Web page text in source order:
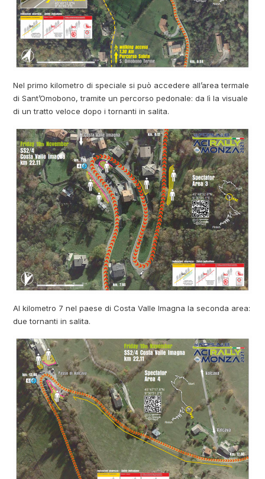
Nel primo kilometro di speciale si può accedere all’area termale
di Sant’Omobono, tramite un percorso pedonale: da lì la visuale
di un tratto veloce dopo i tornanti in salita.
Al kilometro 7 nel paese di Costa Valle Imagna la seconda area:
due tornanti in salita.